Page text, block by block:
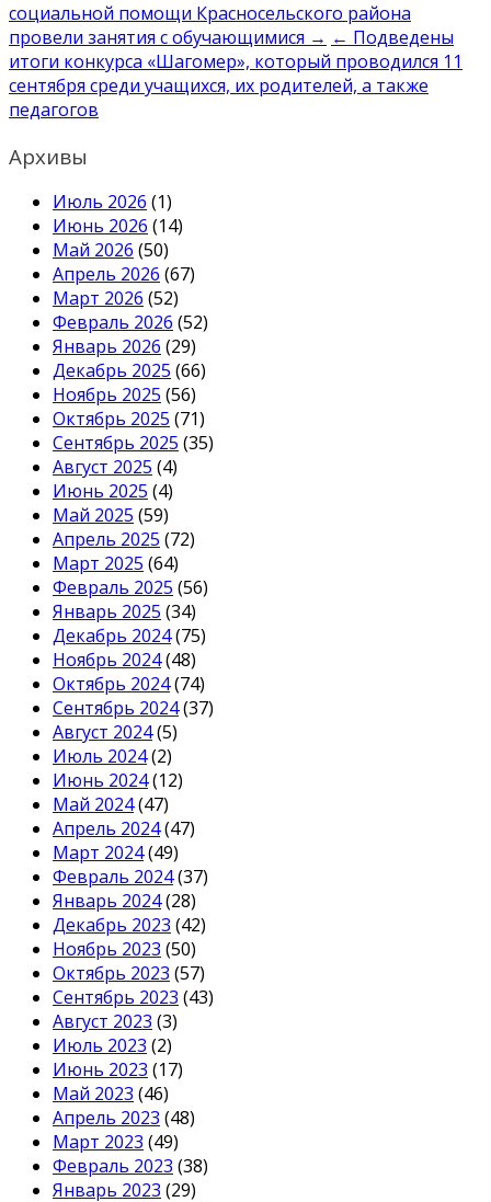
записям
социальной помощи Красносельского района
провели занятия с обучающимися → ← Подведены
итоги конкурса «Шагомер», который проводился 11
сентября среди учащихся, их родителей, а также
педагогов
Архивы
Июль 2026 (1)
Июнь 2026 (14)
Май 2026 (50)
Апрель 2026 (67)
Март 2026 (52)
Февраль 2026 (52)
Январь 2026 (29)
Декабрь 2025 (66)
Ноябрь 2025 (56)
Октябрь 2025 (71)
Сентябрь 2025 (35)
Август 2025 (4)
Июнь 2025 (4)
Май 2025 (59)
Апрель 2025 (72)
Март 2025 (64)
Февраль 2025 (56)
Январь 2025 (34)
Декабрь 2024(75)
Ноябрь 2024(48)
Октябрь 2024(74)
Сентябрь 2024(37)
Август 2024(5)
Июль 2024(2)
Июнь 2024(12)
Май 2024(47)
Апрель 2024(47)
Март 2024(49)
Февраль 2024(37)
Январь 2024(28)
Декабрь 2023 (42)
Ноябрь 2023 (50)
Октябрь 2023 (57)
Сентябрь 2023 (43)
Август 2023 (3)
Июль 2023 (2)
Июнь 2023 (17)
Май 2023 (46)
Апрель 2023 (48)
Март 2023 (49)
Февраль 2023 (38)
Январь 2023 (29)